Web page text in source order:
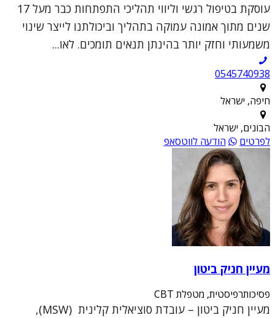
עוסקת בטיפול רגשי וליווי תהליכי התפתחות כבר מעל 17
שנים מתוך אמונה עמוקה בתהליך וביכולתנו לייצר שינוי
משמעותי וחזק יותר בהינתן תנאים תומכים. לאו...
0545740938
חיפה, ישראל
הבונים, ישראל
לפרטים
הודעה לווטסאפ
מעיין חניק ביטון
פסיכותרפיסטית, מטפלת CBT
מעיין חניק ביטון – עובדת סוציאלית קלינית (MSW),